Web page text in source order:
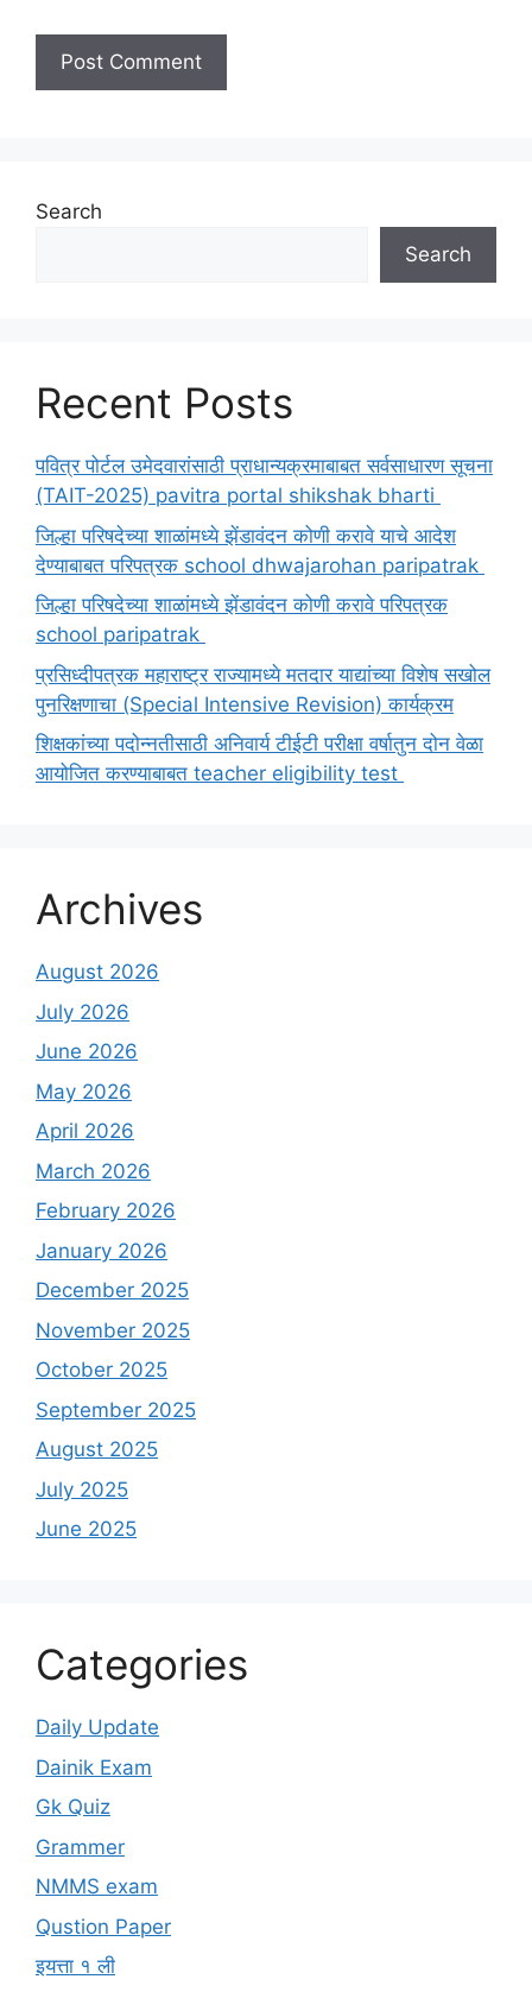
Search
Search
Recent Posts
पवित्र पोर्टल उमेदवारांसाठी प्राधान्यक्रमाबाबत सर्वसाधारण सूचना
(TAIT-2025) pavitra portal shikshak bharti
जिल्हा परिषदेच्या शाळांमध्ये झेंडावंदन कोणी करावे याचे आदेश
देण्याबाबत परिपत्रक school dhwajarohan paripatrak
जिल्हा परिषदेच्या शाळांमध्ये झेंडावंदन कोणी करावे परिपत्रक
school paripatrak
प्रसिध्दीपत्रक महाराष्ट्र राज्यामध्ये मतदार याद्यांच्या विशेष सखोल
पुनरिक्षणाचा (Special Intensive Revision) कार्यक्रम
शिक्षकांच्या पदोन्नतीसाठी अनिवार्य टीईटी परीक्षा वर्षातुन दोन वेळा
आयोजित करण्याबाबत teacher eligibility test
Archives
August 2026
July 2026
June 2026
May 2026
April 2026
March 2026
February 2026
January 2026
December 2025
November 2025
October 2025
September 2025
August 2025
July 2025
June 2025
Categories
Daily Update
Dainik Exam
Gk Quiz
Grammer
NMMS exam
Qustion Paper
इयत्ता १ ली